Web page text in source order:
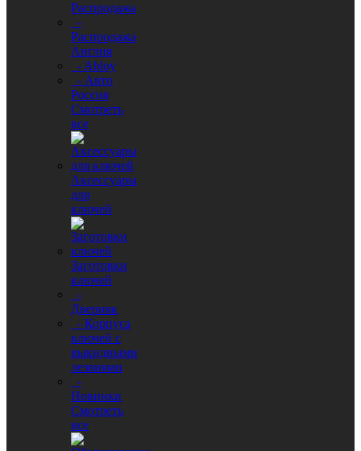
Распродажа
-
Распродажа
Англия
- Abloy
- Авто
Россия
Смотреть
все
Аксессуары
для
ключей
Заготовки
ключей
-
Дверняк
- Корпуса
ключей с
выкидными
лезвиями
-
Новинки
Смотреть
все